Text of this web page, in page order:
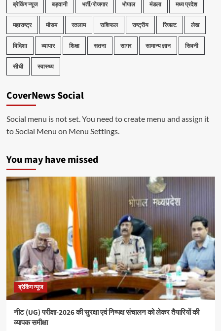
ब्रेकिंग न्यूज बड़वानी भर्ती/रोजगार भोपाल मंडला मध्य प्रदेश
महाराष्ट्र मौसम रतलाम राशिफल राष्ट्रीय रिजल्ट लेख
विदिशा व्यापार शिक्षा सतना सागर सामान्य ज्ञान सिवनी
सीधी स्वास्थ्य
CoverNews Social
Social menu is not set. You need to create menu and assign it
to Social Menu on Menu Settings.
You may have missed
ब्रेकिंग न्यूज
नीट (UG) परीक्षा-2026 की सुरक्षा एवं निष्पक्ष संचालन को लेकर तैयारियों की
व्यापक समीक्षा